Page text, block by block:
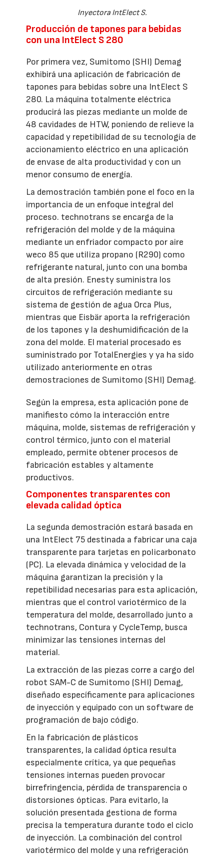
Inyectora IntElect S.
Producción de tapones para bebidas
con una IntElect S 280
Por primera vez, Sumitomo (SHI) Demag
exhibirá una aplicación de fabricación de
tapones para bebidas sobre una IntElect S
280. La máquina totalmente eléctrica
producirá las piezas mediante un molde de
48 cavidades de HTW, poniendo de relieve la
capacidad y repetibilidad de su tecnología de
accionamiento eléctrico en una aplicación
de envase de alta productividad y con un
menor consumo de energía.
La demostración también pone el foco en la
importancia de un enfoque integral del
proceso. technotrans se encarga de la
refrigeración del molde y de la máquina
mediante un enfriador compacto por aire
weco 85 que utiliza propano (R290) como
refrigerante natural, junto con una bomba
de alta presión. Enesty suministra los
circuitos de refrigeración mediante su
sistema de gestión de agua Orca Plus,
mientras que Eisbär aporta la refrigeración
de los tapones y la deshumidificación de la
zona del molde. El material procesado es
suministrado por TotalEnergies y ya ha sido
utilizado anteriormente en otras
demostraciones de Sumitomo (SHI) Demag.
Según la empresa, esta aplicación pone de
manifiesto cómo la interacción entre
máquina, molde, sistemas de refrigeración y
control térmico, junto con el material
empleado, permite obtener procesos de
fabricación estables y altamente
productivos.
Componentes transparentes con
elevada calidad óptica
La segunda demostración estará basada en
una IntElect 75 destinada a fabricar una caja
transparente para tarjetas en policarbonato
(PC). La elevada dinámica y velocidad de la
máquina garantizan la precisión y la
repetibilidad necesarias para esta aplicación,
mientras que el control variotérmico de la
temperatura del molde, desarrollado junto a
technotrans, Contura y CycleTemp, busca
minimizar las tensiones internas del
material.
La extracción de las piezas corre a cargo del
robot SAM-C de Sumitomo (SHI) Demag,
diseñado específicamente para aplicaciones
de inyección y equipado con un software de
programación de bajo código.
En la fabricación de plásticos
transparentes, la calidad óptica resulta
especialmente crítica, ya que pequeñas
tensiones internas pueden provocar
birrefringencia, pérdida de transparencia o
distorsiones ópticas. Para evitarlo, la
solución presentada gestiona de forma
precisa la temperatura durante todo el ciclo
de inyección. La combinación del control
variotérmico del molde y una refrigeración